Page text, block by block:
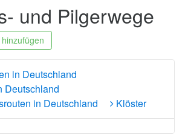
und Pilgerwege
in Deutschland
Deutschland
in Deutschland
Klöster